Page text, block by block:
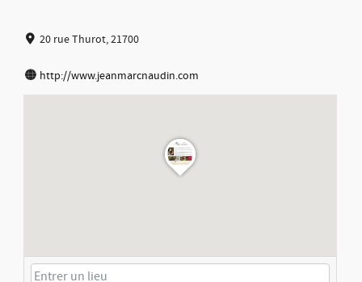
20 rue Thurot, 21700
http://www.jeanmarcnaudin.com